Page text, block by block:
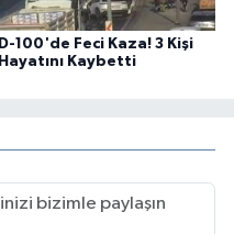
D-100'de Feci Kaza! 3 Kişi
Hayatını Kaybetti